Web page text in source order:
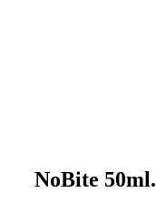
NoBite 50ml.